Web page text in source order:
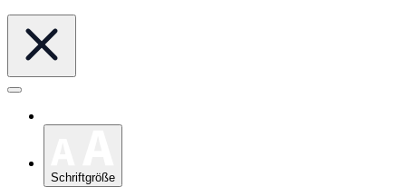
Schriftgröße